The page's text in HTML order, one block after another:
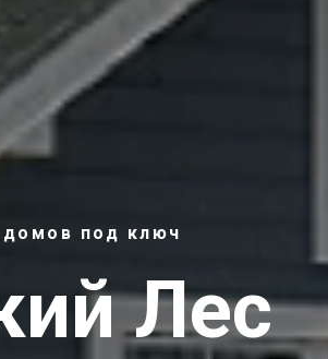
под ключ
Лес